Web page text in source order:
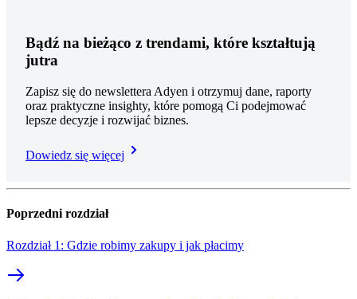
Bądź na bieżąco z trendami, które kształtują
jutra
Zapisz się do newslettera Adyen i otrzymuj dane, raporty
oraz praktyczne insighty, które pomogą Ci podejmować
lepsze decyzje i rozwijać biznes.
Dowiedz się więcej​
Poprzedni rozdział
Rozdział 1: Gdzie robimy zakupy i jak płacimy